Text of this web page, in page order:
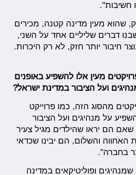
חשיבות".
שהוא מעין מדינה קטנה, מכירים
דברים שליליים אחד על השני,
חיבור יותר חזק, לא רק היכרות.
מעין אלו להשפיע באופנים
ועל הציבור במדינת ישראל?
מהסוג הזה, כמו פרוייקט
על מנהיגים ועל הציבור
שאם הם יראו שהילדים מגיל צעיר
האחווה והשלום, הם יבינו שכדאי
בחברה".
ופוליטיקאים במדינה